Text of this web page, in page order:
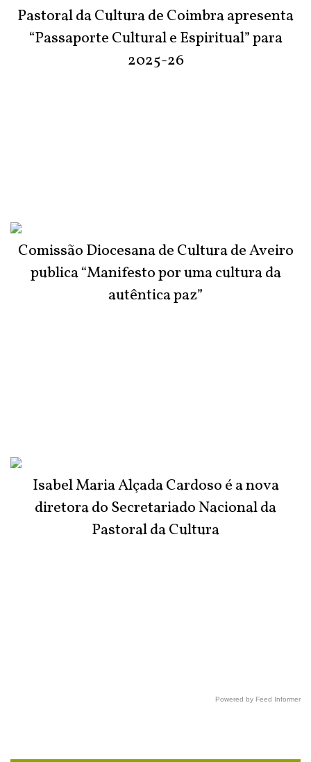
Pastoral da Cultura de Coimbra apresenta
“Passaporte Cultural e Espiritual” para
2025-26
Comissão Diocesana de Cultura de Aveiro
publica “Manifesto por uma cultura da
autêntica paz”
Isabel Maria Alçada Cardoso é a nova
diretora do Secretariado Nacional da
Pastoral da Cultura
Powered by Feed Informer